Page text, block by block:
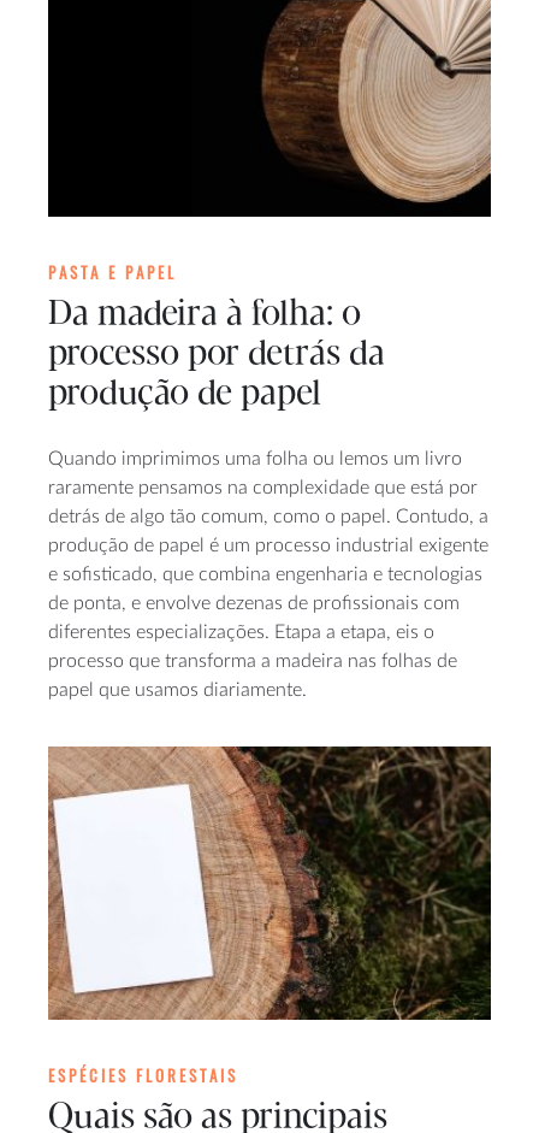
PASTA E PAPEL
Da madeira à folha: o
processo por detrás da
produção de papel
Quando imprimimos uma folha ou lemos um livro
raramente pensamos na complexidade que está por
detrás de algo tão comum, como o papel. Contudo, a
produção de papel é um processo industrial exigente
e sofisticado, que combina engenharia e tecnologias
de ponta, e envolve dezenas de profissionais com
diferentes especializações. Etapa a etapa, eis o
processo que transforma a madeira nas folhas de
papel que usamos diariamente.
ESPÉCIES FLORESTAIS
Quais são as principais